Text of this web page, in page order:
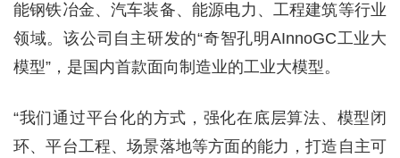
能钢铁冶金、汽车装备、能源电力、工程建筑等行业
领域。该公司自主研发的“奇智孔明AInnoGC工业大
模型”，是国内首款面向制造业的工业大模型。
“我们通过平台化的方式，强化在底层算法、模型闭
环、平台工程、场景落地等方面的能力，打造自主可